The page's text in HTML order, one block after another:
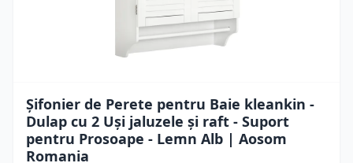
Șifonier de Perete pentru Baie kleankin -
Dulap cu 2 Uși jaluzele și raft - Suport
pentru Prosoape - Lemn Alb | Aosom
Romania